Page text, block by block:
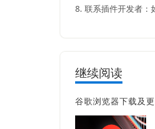
8. 联系插件开发者：
继续阅读
谷歌浏览器下载及